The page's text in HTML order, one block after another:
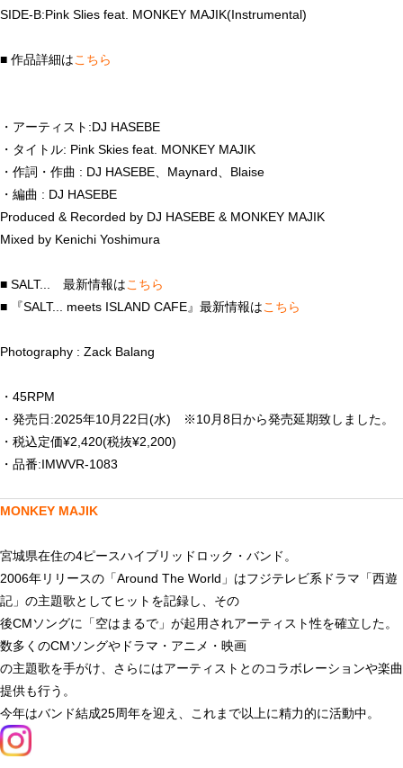
SIDE-B:Pink Slies feat. MONKEY MAJIK(Instrumental)
■ 作品詳細はこちら
・アーティスト:DJ HASEBE
・タイトル: Pink Skies feat. MONKEY MAJIK
・作詞・作曲 : DJ HASEBE、Maynard、Blaise
・編曲 : DJ HASEBE
Produced & Recorded by DJ HASEBE & MONKEY MAJIK
Mixed by Kenichi Yoshimura
■ SALT... 最新情報はこちら
■ 『SALT... meets ISLAND CAFE』最新情報はこちら
Photography : Zack Balang
・45RPM
・発売日:2025年10月 22日(水) ※10月8日から発売延期致しました。
・税込定価¥2,420(税抜¥2,200)
・品番:IMWVR-1083
MONKEY MAJIK
宮城県在住の4ピースハイブリッドロック・バンド。
2006年リリースの「Around The World」はフジテレビ系ドラマ「西遊
記」の主題歌としてヒットを記録し、その
後CMソングに「空はまるで」が起用されアーティスト性を確立した。
数多くのCMソングやドラマ・アニメ・映画
の主題歌を手がけ、さらにはアーティストとのコラボレーションや楽曲
提供も行う。
今年はバンド結成25周年を迎え、これまで以上に精力的に活動中。